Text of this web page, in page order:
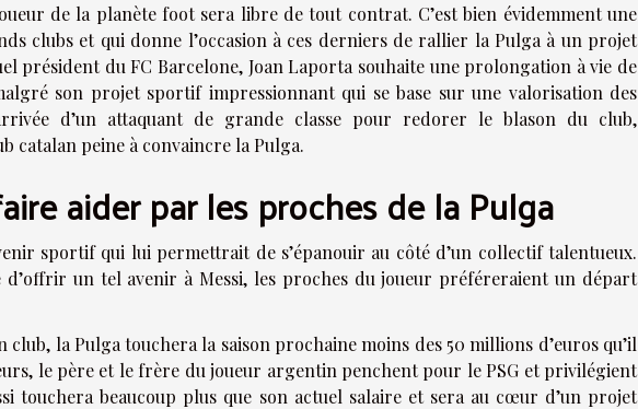
de la planète foot sera libre de tout contrat. C’est bien évidemment une
clubs et qui donne l’occasion à ces derniers de rallier la Pulga à un projet
président du FC Barcelone, Joan Laporta souhaite une prolongation à vie de
son projet sportif impressionnant qui se base sur une valorisation des
d’un attaquant de grande classe pour redorer le blason du club,
catalan peine à convaincre la Pulga.
aider par les proches de la Pulga
sportif qui lui permettrait de s’épanouir au côté d’un collectif talentueux.
d’offrir un tel avenir à Messi, les proches du joueur préféreraient un départ
la Pulga touchera la saison prochaine moins des 50 millions d’euros qu’il
le père et le frère du joueur argentin penchent pour le PSG et privilégient
touchera beaucoup plus que son actuel salaire et sera au cœur d’un projet